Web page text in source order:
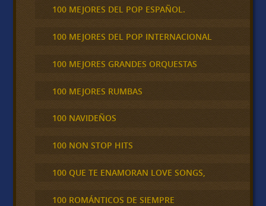
100 MEJORES DEL POP ESPAÑOL.
100 MEJORES DEL POP INTERNACIONAL
100 MEJORES GRANDES ORQUESTAS
100 MEJORES RUMBAS
100 NAVIDEÑOS
100 NON STOP HITS
100 QUE TE ENAMORAN LOVE SONGS,
100 ROMÁNTICOS DE SIEMPRE